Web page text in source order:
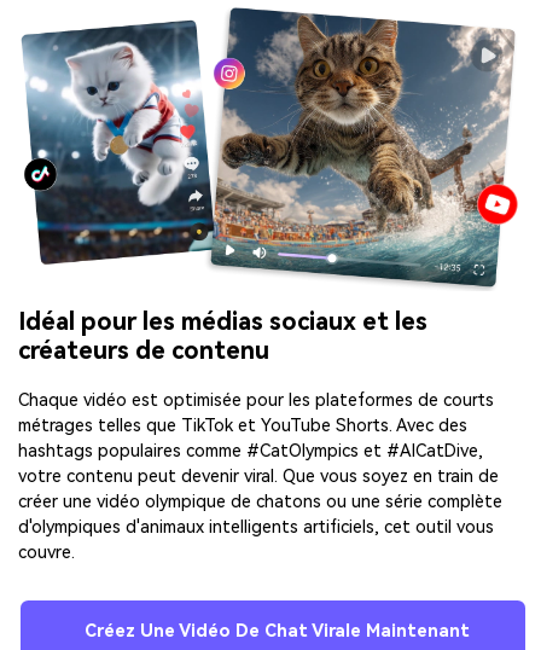
Idéal pour les médias sociaux et les
créateurs de contenu
Chaque vidéo est optimisée pour les plateformes de courts
métrages telles que TikTok et YouTube Shorts. Avec des
hashtags populaires comme #CatOlympics et #AICatDive,
votre contenu peut devenir viral. Que vous soyez en train de
créer une vidéo olympique de chatons ou une série complète
d'olympiques d'animaux intelligents artificiels, cet outil vous
couvre.
Créez Une Vidéo De Chat Virale Maintenant